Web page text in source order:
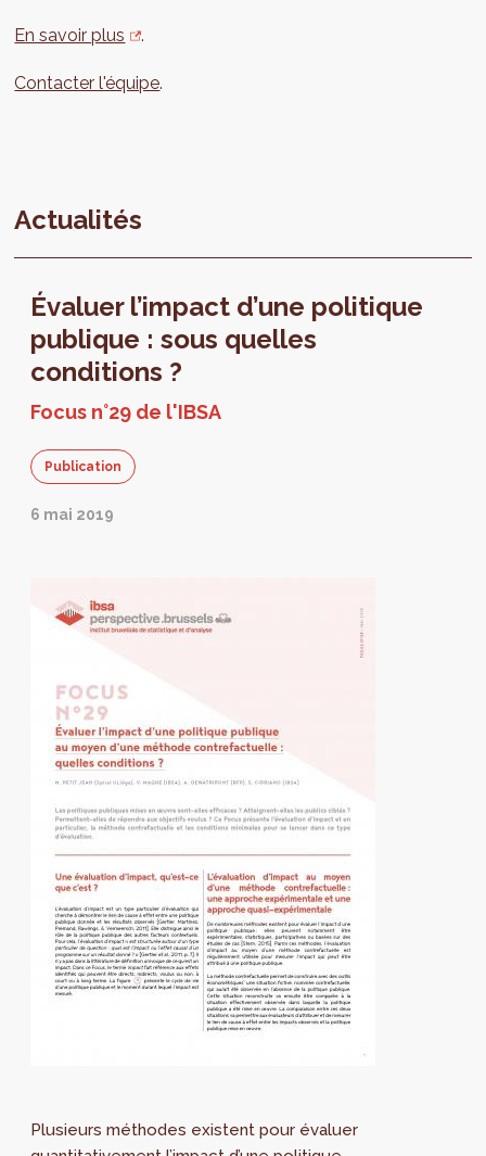
En savoir plus .
Contacter l'équipe.
Actualités
Évaluer l’impact d’une politique
publique : sous quelles
conditions ?
Focus n°29 de l'IBSA
Publication
6 mai 2019
Plusieurs méthodes existent pour évaluer